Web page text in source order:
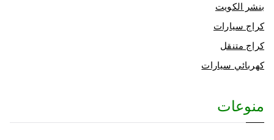
بنشر الكويت
كراج سيارات
كراج متنقل
كهربائي سيارات
منوعات